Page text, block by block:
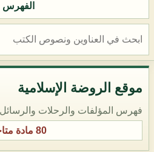
الفهرس
موقع الروضة الإسلامية
فهرس المؤلفات والرحلات والرسائل
80 مادة متاحة